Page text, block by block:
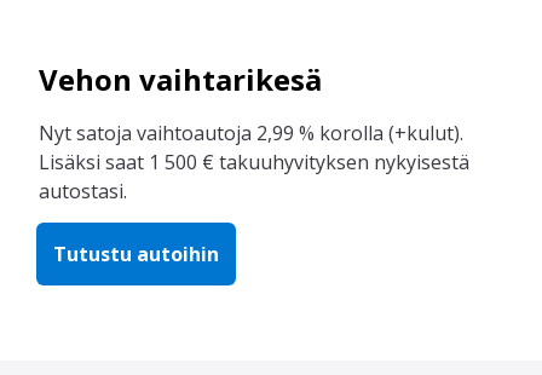
Vehon vaihtarikesä
Nyt satoja vaihtoautoja 2,99 % korolla (+kulut).
Lisäksi saat 1 500 € takuuhyvityksen nykyisestä
autostasi.
Tutustu autoihin